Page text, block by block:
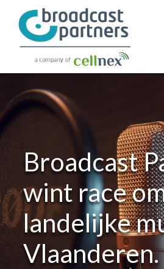
Broadcast
wint race
landelijke
Vlaanderen.